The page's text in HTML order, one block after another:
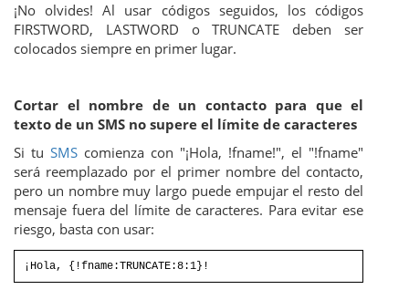
¡No olvides! Al usar códigos seguidos, los códigos
FIRSTWORD, LASTWORD o TRUNCATE deben ser
colocados siempre en primer lugar.
Cortar el nombre de un contacto para que el
texto de un SMS no supere el límite de caracteres
Si tu SMS comienza con "¡Hola, !fname!", el "!fname"
será reemplazado por el primer nombre del contacto,
pero un nombre muy largo puede empujar el resto del
mensaje fuera del límite de caracteres. Para evitar ese
riesgo, basta con usar:
¡Hola, {!fname:TRUNCATE:8:1}!